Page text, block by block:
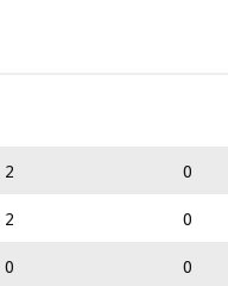
2 0
2 0
0 0